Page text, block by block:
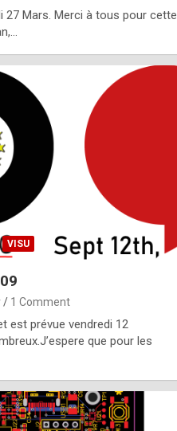
27 Mars. Merci à tous pour cette
VISU
1 Comment
est prévue vendredi 12
que pour les